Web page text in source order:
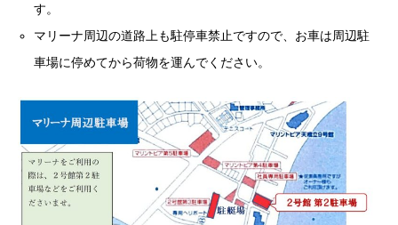
す。
マリーナ周辺の道路上も駐停車禁止ですので、お車は周辺駐
車場に停めてから荷物を運んでください。